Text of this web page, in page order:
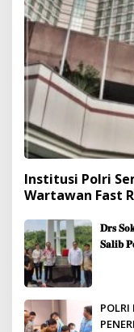
Institusi Polri
Wartawan Fast
𝐃𝐫𝐬
𝐒𝐚𝐥𝐢𝐛